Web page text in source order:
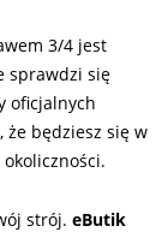
3/4 jest
sprawdzi się
oficjalnych
że będziesz się w
strój. eButik